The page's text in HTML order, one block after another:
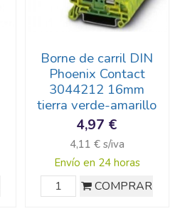
Borne de carril DIN
Phoenix Contact
3044212 16mm
tierra verde-amarillo
4,97 €
4,11 € s/iva
Envío en 24 horas
COMPRAR